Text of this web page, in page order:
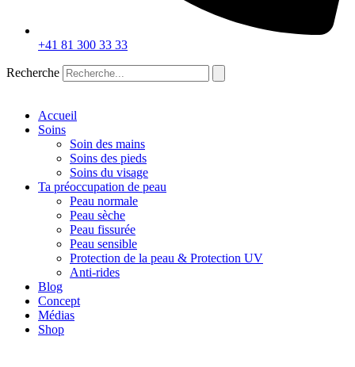
+41 81 300 33 33
Recherche
Accueil
Soins
Soin des mains
Soins des pieds
Soins du visage
Ta préoccupation de peau
Peau normale
Peau sèche
Peau fissurée
Peau sensible
Protection de la peau & Protection UV
Anti-rides
Blog
Concept
Médias
Shop